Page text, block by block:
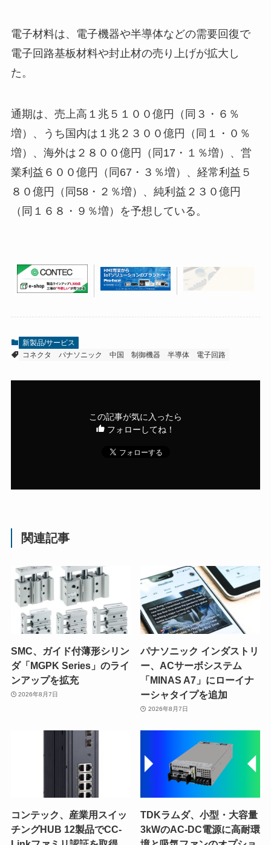
電子材料は、電子機器や半導体などの需要回復で
電子回路基板材料や封止材の売り上げが拡大し
た。
通期は、売上高１兆５１００億円（同３・６％
増）、うち国内は１兆２３００億円（同１・０％
増）、海外は２８００億円（同17・１％増）、営
業利益６００億円（同67・３％増）、経常利益５
８０億円（同58・２％増）、純利益２３０億円
（同１６８・９％増）を予想している。
新製品/サービス
コネクタ
パナソニック 中国 制御機器 半導体 電子回路
この記事が気に入ったら
フォローしてね！
関連記事
SMC、ガイド付薄形シリン
ダ「MGPK Series」のライ
ンアップを拡充
2026年8月7日
パナソニック インダストリ
ー、ACサーボシステム
「MINAS A7」にローイナ
ーシャタイプを追加
2026年8月7日
コンテック、産業用スイッ
チングHUB 12製品でCC-
TDKラムダ、小型・大容量
3kWのAC-DC電源に高耐環